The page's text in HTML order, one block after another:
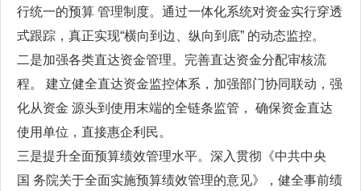
行统一的预算 管理制度。通过一体化系统对资金实行穿透
式跟踪，真正实现“横向到边、纵向到底” 的动态监控。
二是加强各类直达资金管理。完善直达资金分配审核流
程。 建立健全直达资金监控体系，加强部门协同联动，强
化从资金 源头到使用末端的全链条监管， 确保资金直达
使用单位，直接惠企利民。
三是提升全面预算绩效管理水平。深入贯彻《中共中央
国 务院关于全面实施预算绩效管理的意见》，健全事前绩